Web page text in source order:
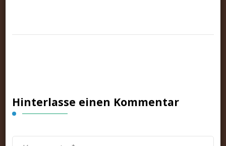
Hinterlasse einen Kommentar